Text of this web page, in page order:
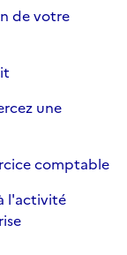
de votre
une
comptable
l'activité